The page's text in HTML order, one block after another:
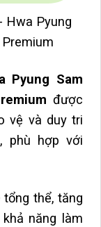
Pyung Sam
được
vệ và duy tri
phù hợp với
thể, tăng
năng làm